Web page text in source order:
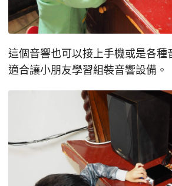
這個音響也可以接上手機或是各種
適合讓小朋友學習組裝音響設備。